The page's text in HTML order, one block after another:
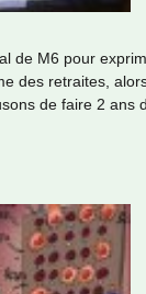
de M6 pour
des retrai­tes,
de faire 2 ans